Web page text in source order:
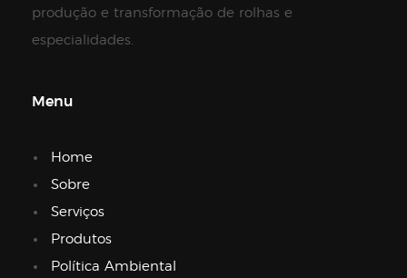
produção e transformação de rolhas e
especialidades.
Menu
Home
Sobre
Serviços
Produtos
Política Ambiental